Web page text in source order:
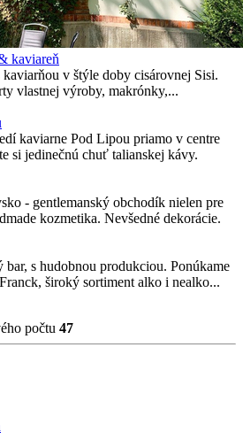
kaviareň
kaviarňou v štýle doby cisárovnej Sisi.
vlastnej výroby, makrónky,...
kaviarne Pod Lipou priamo v centre
si jedinečnú chuť talianskej kávy.
- gentlemanský obchodík nielen pre
kozmetika. Nevšedné dekorácie.
s hudobnou produkciou. Ponúkame
široký sortiment alko i nealko...
počtu 47